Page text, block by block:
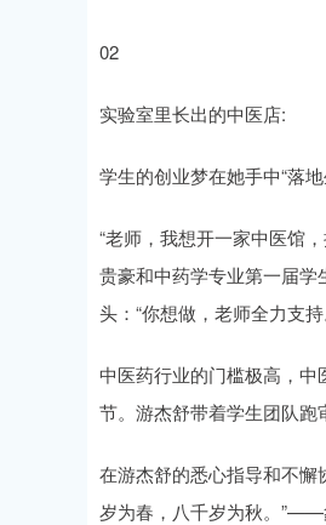
02
实验室里长出的中医店:
学生的创业梦在她手中“落地
“老师，我想开一家中医馆
贵豪和中药学专业第一届
头：“你想做，老师全力支
中医药行业的门槛极高，
节。游杰舒带着学生团队跑
在游杰舒的悉心指导和不懈
岁为春，八千岁为秋。”——